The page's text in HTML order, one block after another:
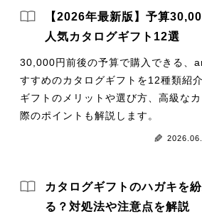
【2026年最新版】予算
人気カタログギフト12選
30,000円前後の予算で購入できる
すすめのカタログギフトを12種類紹
ギフトのメリットや選び方、高級な
際のポイントも解説します。
カタログギフトのハガキを
る？対処法や注意点を解説